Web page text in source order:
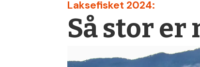
Laksefisket 2024:
Så stor er